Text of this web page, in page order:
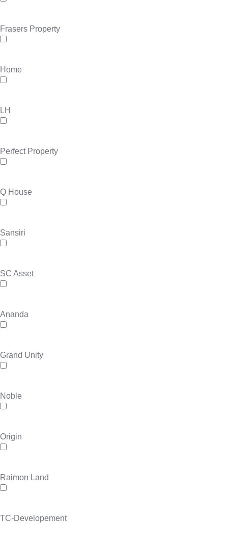
Frasers Property
Home
LH
Perfect Property
Q House
Sansiri
SC Asset
Ananda
Grand Unity
Noble
Origin
Raimon Land
TC-Developement